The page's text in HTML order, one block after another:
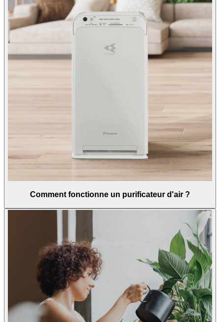
Comment fonctionne un purificateur d'air ?